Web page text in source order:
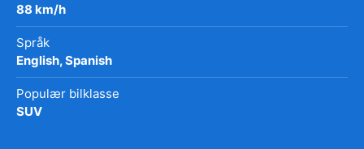
88 km/h
Språk
English, Spanish
Populær bilklasse
SUV